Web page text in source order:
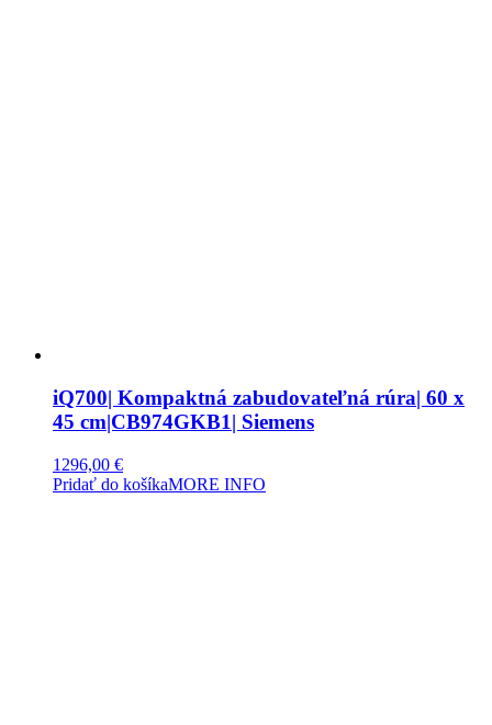
iQ700| Kompaktná zabudovateľná rúra| 60 x
45 cm|CB974GKB1| Siemens
1296,00 €
Pridať do košíkaMORE INFO